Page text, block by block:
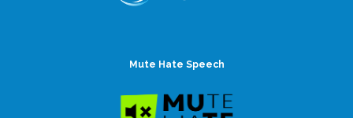
Mute Hate Speech